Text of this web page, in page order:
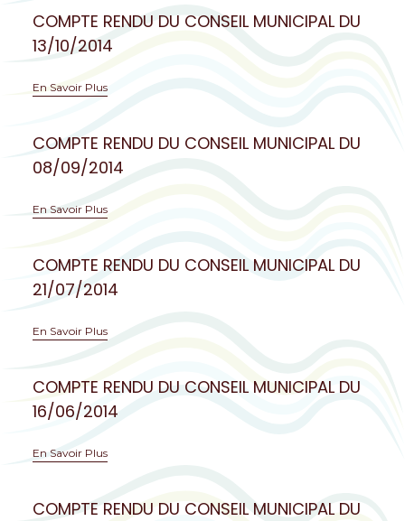
COMPTE RENDU DU CONSEIL MUNICIPAL DU
13/10/2014
En Savoir Plus
COMPTE RENDU DU CONSEIL MUNICIPAL DU
08/09/2014
En Savoir Plus
COMPTE RENDU DU CONSEIL MUNICIPAL DU
21/07/2014
En Savoir Plus
COMPTE RENDU DU CONSEIL MUNICIPAL DU
16/06/2014
En Savoir Plus
COMPTE RENDU DU CONSEIL MUNICIPAL DU